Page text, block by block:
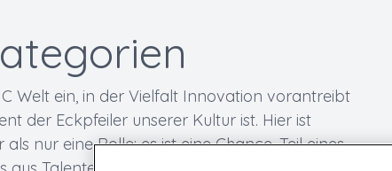
Welt ein, in der Vielfalt Innovation vorantreibt
der Eckpfeiler unserer Kultur ist. Hier ist
nur eine Rolle; es ist eine Chance, Teil eines